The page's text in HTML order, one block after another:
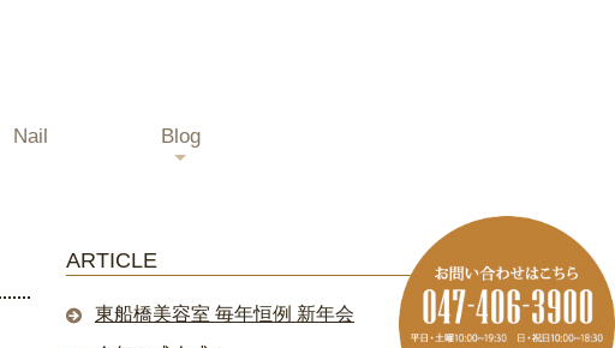
Nail Blog
ARTICLE
東船橋美容室 毎年恒例 新年会